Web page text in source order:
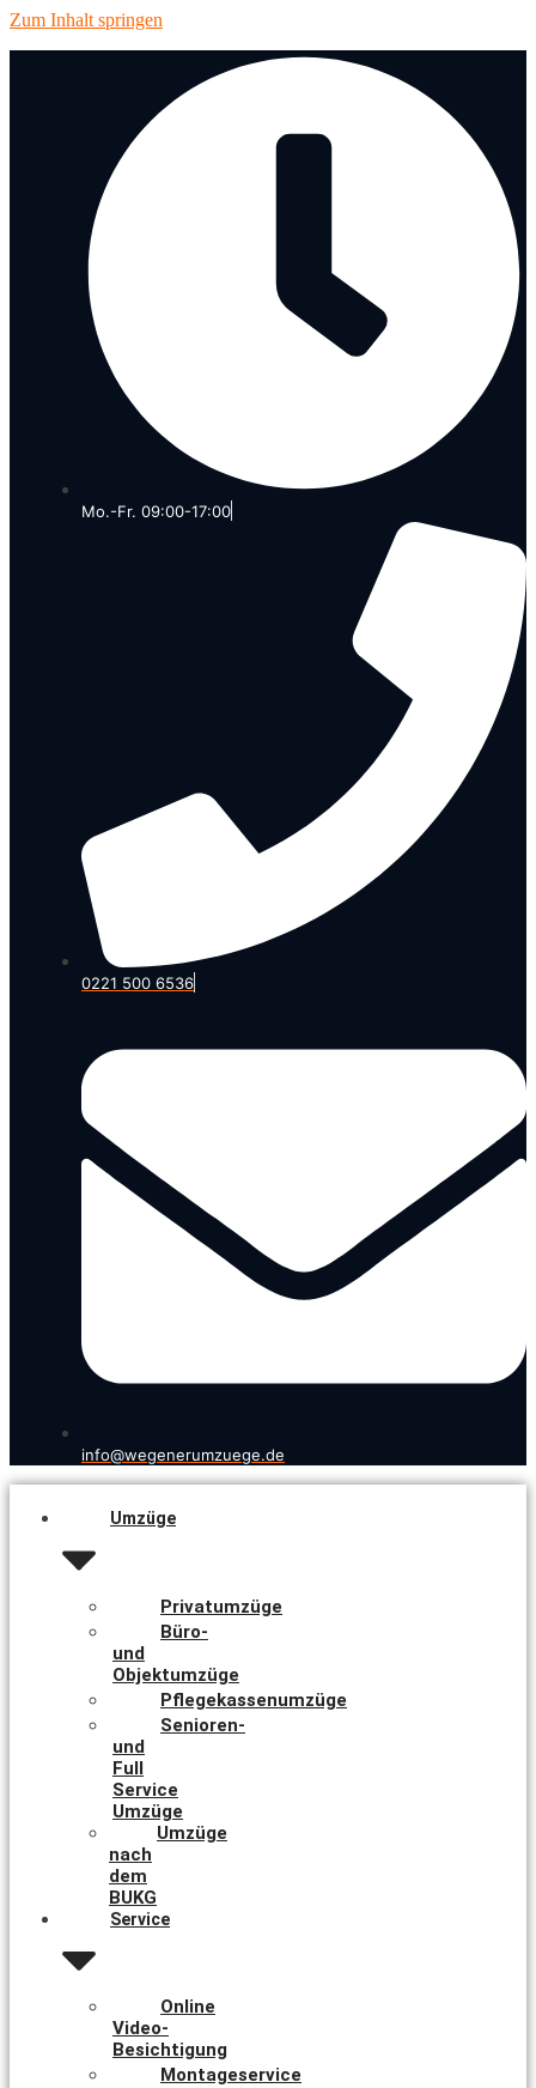
Zum Inhalt springen
Mo.-Fr. 09:00-17:00
0221 500 6536
info@wegenerumzuege.de
Umzüge
Privatumzüge
Büro-
und
Objektumzüge
Pflegekassenumzüge
Senioren-
und
Full
Service
Umzüge
Umzüge
nach
dem
BUKG
Service
Online
Video-
Besichtigung
Montageservice